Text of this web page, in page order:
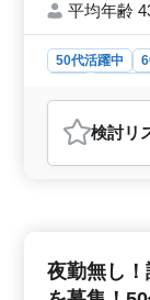
平均年齢
50代活躍中
おすすめポ
＜働きやすさ
られます！週
クセス良好、
480万円とい
検討リ
夜勤無し